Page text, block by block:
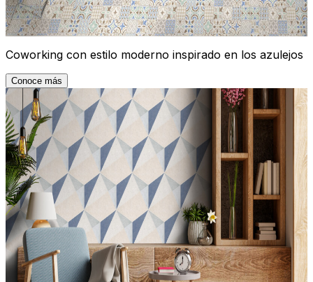
Coworking con estilo moderno inspirado en los azulejos
Conoce más